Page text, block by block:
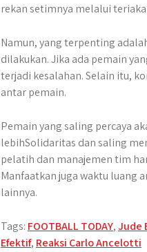
rekan setimnya melalui
Namun, yang terpenting
dilakukan. Jika ada pemain
terjadi kesalahan. Selain itu,
antar pemain.
Pemain yang saling percaya
lebihSolidaritas dan saling
pelatih dan manajemen tim
Manfaatkan juga waktu luang
lainnya.
Tags: FOOTBALL TODAY,Jude
Efektif, Reaksi Carlo Ancelotti